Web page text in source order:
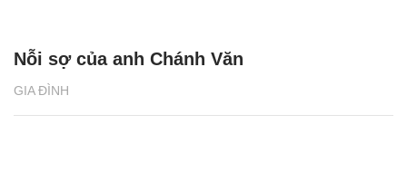
GIA ĐÌNH
Nỗi sợ của anh Chánh Văn